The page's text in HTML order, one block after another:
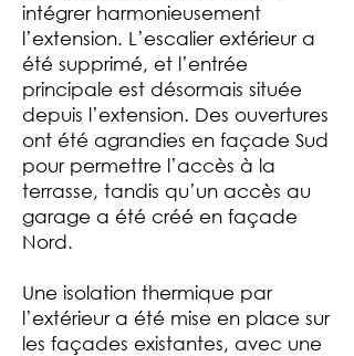
intégrer harmonieusement
l’extension. L’escalier extérieur a
été supprimé, et l’entrée
principale est désormais située
depuis l’extension. Des ouvertures
ont été agrandies en façade Sud
pour permettre l’accès à la
terrasse, tandis qu’un accès au
garage a été créé en façade
Nord.
Une isolation thermique par
l’extérieur a été mise en place sur
les façades existantes, avec une